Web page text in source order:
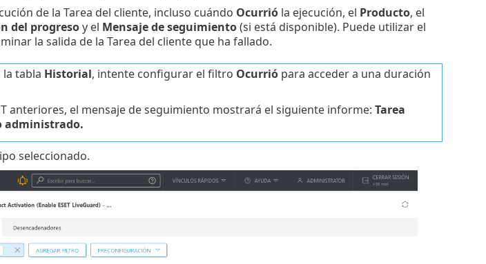
de la Tarea del cliente, incluso cuándo Ocurrióla ejecución, el Producto, el
del progresoy el Mensaje de seguimiento(si está disponible). Puede utilizar el
la salida de la Tarea del cliente que ha fallado.
tabla Historial, intente configurar el filtro Ocurriópara acceder a una duración
anteriores, el mensaje de seguimiento mostrará el siguiente informe: Tarea
administrado.
seleccionado.